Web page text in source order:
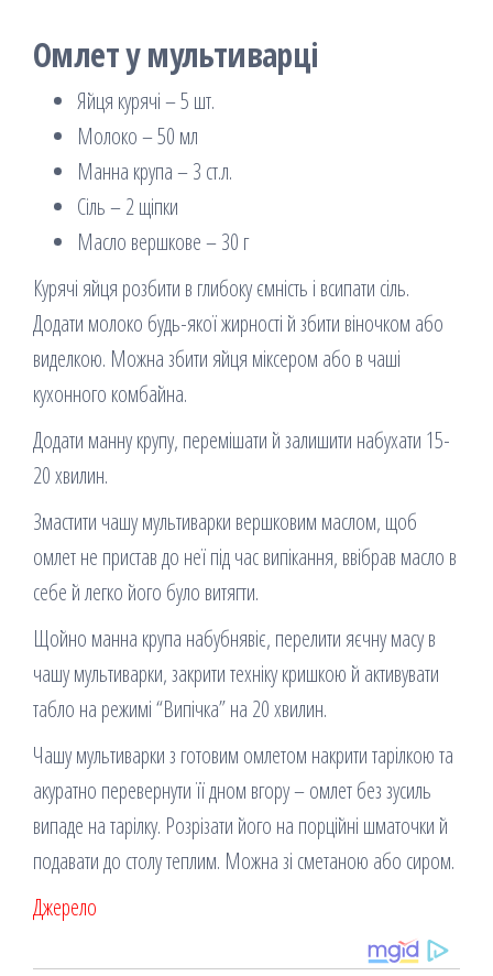
Омлет у мультиварці
Яйця курячі – 5 шт.
Молоко – 50 мл
Манна крупа – 3 ст.л.
Сіль – 2 щіпки
Масло вершкове – 30 г
Курячі яйця розбити в глибоку ємність і всипати сіль.
Додати молоко будь-якої жирності й збити віночком або
виделкою. Можна збити яйця міксером або в чаші
кухонного комбайна.
Додати манну крупу, перемішати й залишити набухати 15-
20 хвилин.
Змастити чашу мультиварки вершковим маслом, щоб
омлет не пристав до неї під час випікання, ввібрав масло в
себе й легко його було витягти.
Щойно манна крупа набубнявіє, перелити яєчну масу в
чашу мультиварки, закрити техніку кришкою й активувати
табло на режимі “Випічка” на 20 хвилин.
Чашу мультиварки з готовим омлетом накрити тарілкою та
акуратно перевернути її дном вгору – омлет без зусиль
випаде на тарілку. Розрізати його на порційні шматочки й
подавати до столу теплим. Можна зі сметаною або сиром.
Джерело